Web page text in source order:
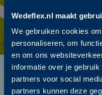
Wedeflex.nl maakt
We gebruiken cookies
personaliseren, om
en om ons
informatie over je
partners voor social
partners kunnen deze